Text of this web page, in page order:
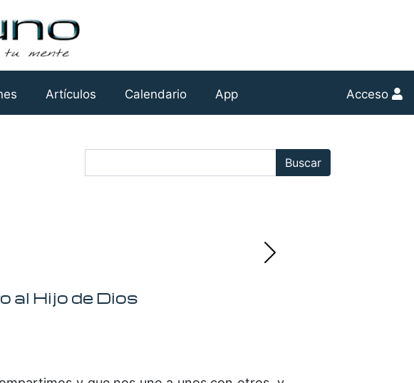
Artículos Calendario App Acceso
Buscar:
Buscar
al Hijo de Dios